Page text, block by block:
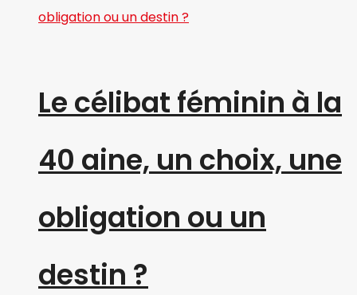
Le célibat féminin à la
40 aine, un choix, une
obligation ou un
destin ?